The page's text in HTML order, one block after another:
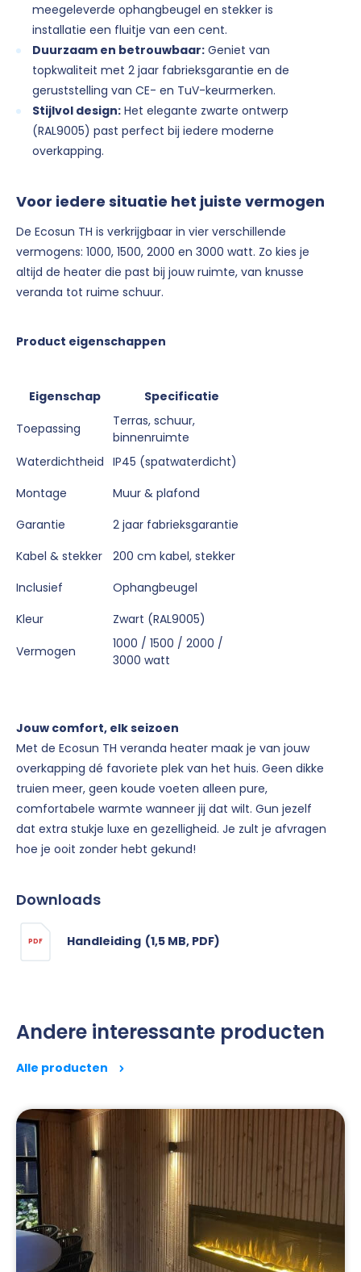
meegeleverde ophangbeugel en stekker is
installatie een fluitje van een cent.
Duurzaam en betrouwbaar: Geniet van
topkwaliteit met 2 jaar fabrieksgarantie en de
geruststelling van CE- en TuV-keurmerken.
Stijlvol design: Het elegante zwarte ontwerp
(RAL9005) past perfect bij iedere moderne
overkapping.
Voor iedere situatie het juiste vermogen
De Ecosun TH is verkrijgbaar in vier verschillende
vermogens: 1000, 1500, 2000 en 3000 watt. Zo kies je
altijd de heater die past bij jouw ruimte, van knusse
veranda tot ruime schuur.
Product eigenschappen
Eigenschap
Specificatie
Toepassing
Terras, schuur,
binnenruimte
Waterdichtheid IP45 (spatwaterdicht)
Montage
Muur & plafond
Garantie
2 jaar fabrieksgarantie
Kabel & stekker
200 cm kabel, stekker
Inclusief
Ophangbeugel
Kleur
Zwart (RAL9005)
Vermogen
1000 / 1500 / 2000 /
3000 watt
Jouw comfort, elk seizoen
Met de Ecosun TH veranda heater maak je van jouw
overkapping dé favoriete plek van het huis. Geen dikke
truien meer, geen koude voeten alleen pure,
comfortabele warmte wanneer jij dat wilt. Gun jezelf
dat extra stukje luxe en gezelligheid. Je zult je afvragen
hoe je ooit zonder hebt gekund!
Downloads
PDF Handleiding (1,5 MB, PDF)
Andere interessante producten
Alle producten